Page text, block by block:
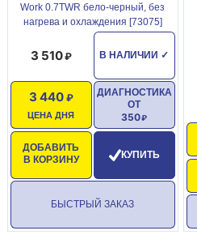
Work 0.7TWR бело-черный, без
нагрева и охлаждения [73075]
В НАЛИЧИИ ✓
3 510
ЦЕНА ДНЯ
3 440
ДОБАВИТЬ
В КОРЗИНУ
ДИАГНОСТИКА
ОТ
350
КУПИТЬ
БЫСТРЫЙ ЗАКАЗ